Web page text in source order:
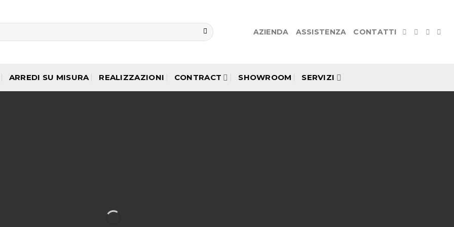
AZIENDA ASSISTENZA CONTATTI
ARREDI SU MISURA REALIZZAZIONI CONTRACT SHOWROOM SERVIZI